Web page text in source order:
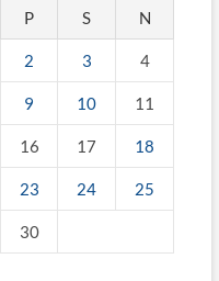
P S N
2 3 4
9 10 11
16 17 18
23 24 25
30